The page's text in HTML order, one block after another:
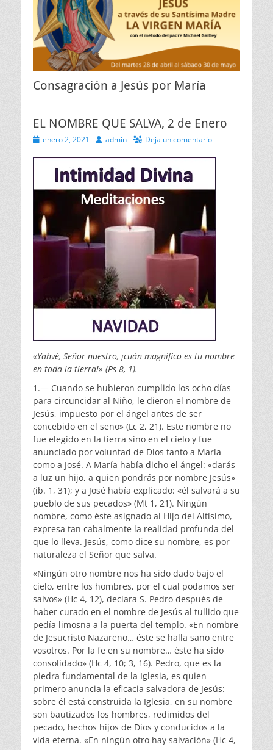
Consagración a Jesús por María
EL NOMBRE QUE SALVA, 2 de Enero
Publicado
enero 2, 2021 Autoradmin Deja un comentario
«Yahvé, Señor nuestro, ¡cuán magnífico es tu nombre
en toda la tierra!» (Ps 8, 1).
1.— Cuando se hubieron cumplido los ocho días
para circuncidar al Niño, le dieron el nombre de
Jesús, im­puesto por el ángel antes de ser
concebido en el seno» (Lc 2, 21). Este nombre no
fue elegido en la tierra sino en el cielo y fue
anunciado por voluntad de Dios tanto a María
como a José. A María había dicho el ángel: «darás
a luz un hijo, a quien pondrás por nombre Jesús­»
(ib. 1, 31); y a José había explicado: «él salvará a su
pueblo de sus pecados» (Mt 1, 21). Ningún
nombre, como éste asignado al Hijo del Altísimo,
expresa tan cabal­mente la realidad profunda del
que lo lleva. Jesús, como dice su nombre, es por
naturaleza el Señor que salva.
«Ningún otro nombre nos ha sido dado bajo el
cielo, entre los hombres, por el cual podamos ser
salvos» (Hc 4, 12), declara S. Pedro después de
haber curado en el nombre de Jesús al tullido que
pedía limosna a la puerta del templo. «En nombre
de Jesucristo Nazareno… éste se halla sano entre
vosotros. Por la fe en su nombre… éste ha sido
consolidado» (Hc 4, 10; 3, 16). Pedro, que es la
piedra fundamental de la Iglesia, es quien
primero anuncia la eficacia salvadora de Jesús:
sobre él está cons­truida la Iglesia, en su nombre
son bautizados los hombres, redimidos del
pecado, hechos hijos de Dios y con­ducidos a la
vida eterna. «En ningún otro hay salvación» (Hc 4,